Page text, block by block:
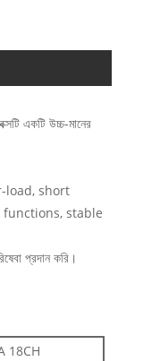
একটি উচ্চ-মানের
load, short
stable
প্রদান করি।
18CH